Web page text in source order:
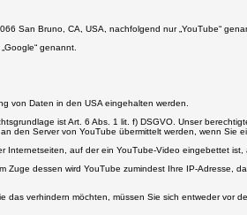
San Bruno, CA, USA, nachfolgend nur „YouTube“
genannt.
von Daten in den USA eingehalten werden.
ist Art. 6 Abs. 1 lit. f) DSGVO. Unser
den Server von YouTube übermittelt werden, wenn Sie
Internetseiten, auf der ein YouTube-Video eingebettet ist,
dessen wird YouTube zumindest Ihre IP-Adresse,
verhindern möchten, müssen Sie sich entweder vor